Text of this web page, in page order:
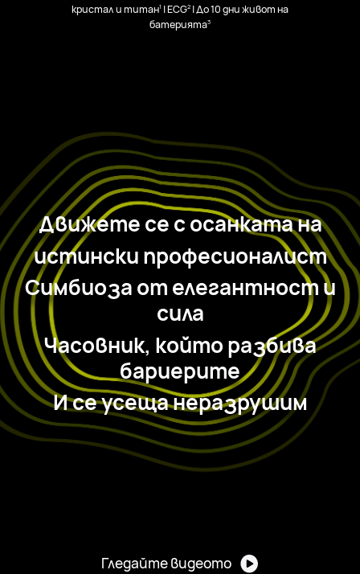
кристал и титан1 | ECG2 | До 10 дни живот на
батерията3
Движете се с осанката на
истински професионалист
Симбиоза от елегантност и
сила
Часовник, който разбива
бариерите
И се усеща неразрушим
Гледайте видеото